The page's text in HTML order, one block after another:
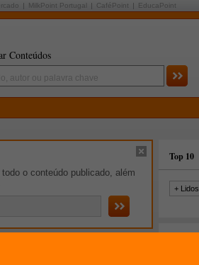
MilkPoint Portugal CaféPoint EducaPoint
Conteúdos
o conteúdo publicado, além
Top 10
+ Lidos